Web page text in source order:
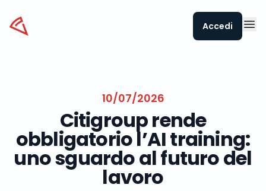
Datapizza Accedi
10/07/2026
Citigroup rende
obbligatorio l’AI training:
uno sguardo al futuro del
lavoro